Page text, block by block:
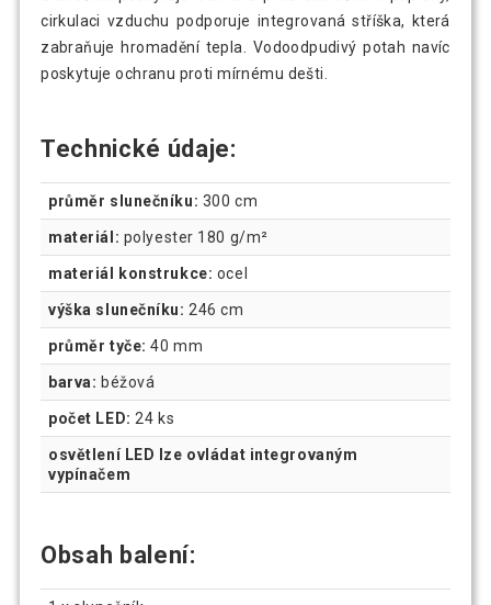
cirkulaci vzduchu podporuje integrovaná stříška, která
zabraňuje hromadění tepla. Vodoodpudivý potah navíc
poskytuje ochranu proti mírnému dešti.
Technické údaje:
průměr slunečníku: 300 cm
materiál: polyester 180 g/m²
materiál konstrukce: ocel
výška slunečníku: 246 cm
průměr tyče: 40 mm
barva: béžová
počet LED: 24 ks
osvětlení LED lze ovládat integrovaným
vypínačem
Obsah balení: